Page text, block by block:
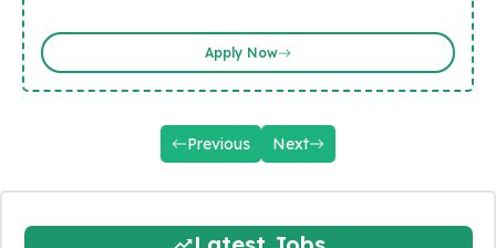
Apply Now
Previous Next